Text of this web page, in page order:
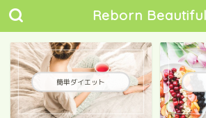
Reborn
簡単ダイエット